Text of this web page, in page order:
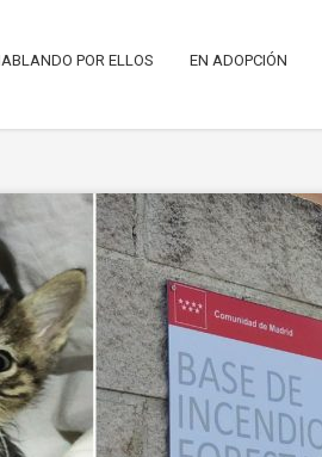
POR ELLOS EN ADOPCIÓN